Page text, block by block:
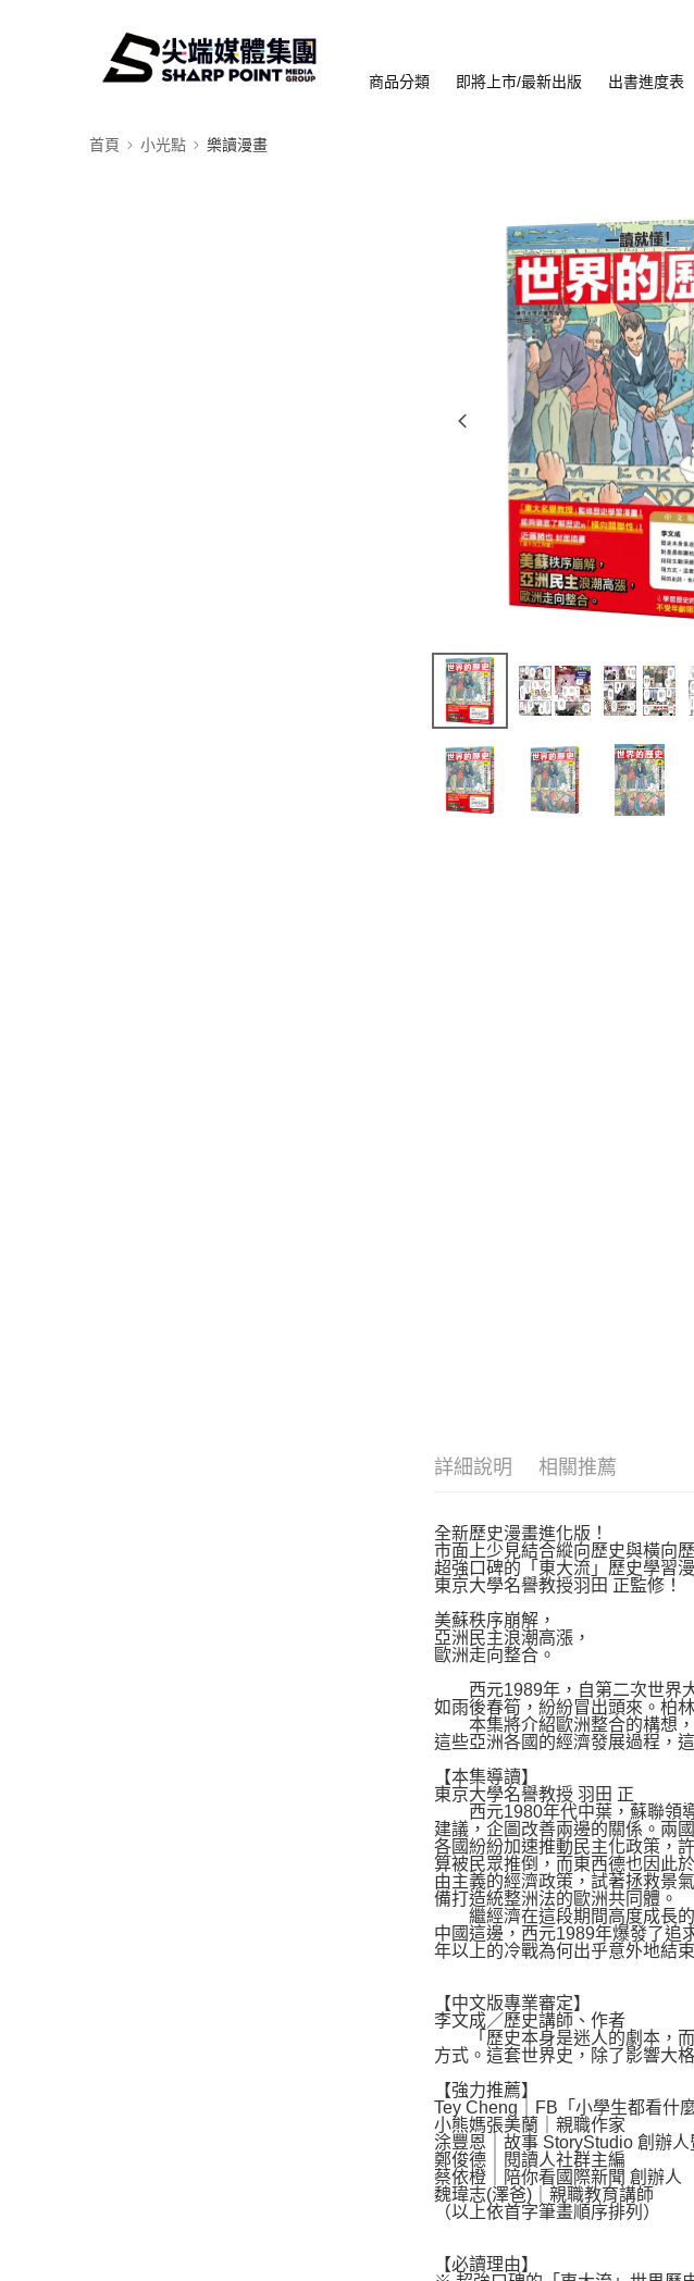
商品分類 即將上市/最新出版 出書進度表
首頁 小光點 樂讀漫畫
詳細說明 相關推薦
全新歷史漫畫進化版！
市面上少見結合縱向歷史與橫向
超強口碑的「東大流」歷史學習漫
東京大學名譽教授羽田 正監修！
美蘇秩序崩解，
亞洲民主浪潮高漲，
歐洲走向整合。
西元1989年，自第二次世界大
如雨後春筍，紛紛冒出頭來。柏
本集將介紹歐洲整合的構想，
這些亞洲各國的經濟發展過程，
【本集導讀】
東京大學名譽教授 羽田 正
西元1980年代中葉，蘇聯領導
建議，企圖改善兩邊的關係。兩
各國紛紛加速推動民主化政策，
算被民眾推倒，而東西德也因此
由主義的經濟政策，試著拯救景
備打造統整洲法的歐洲共同體。
繼經濟在這段期間高度成長的
中國這邊，西元1989年爆發了追
年以上的冷戰為何出乎意外地結
【中文版專業審定】
李文成／歷史講師、作者
「歷史本身是迷人的劇本，而
方式。這套世界史，除了影響大
【強力推薦】
Tey Cheng｜FB「小學生都看什
小熊媽張美蘭｜親職作家
涂豐恩｜故事 StoryStudio 創辦人
鄭俊德｜閱讀人社群主編
蔡依橙｜陪你看國際新聞 創辦人
魏瑋志(澤爸)｜親職教育講師
（以上依首字筆畫順序排列）
【必讀理由】